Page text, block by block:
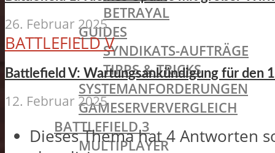
BETRAYAL
GUIDES
SYNDIKATS-AUFTRÄGE
TIPPS & TRICKS
SYSTEMANFORDERUNGEN
GAMESERVERVERGLEICH
BATTLEFIELD 3
MULTIPLAYER
26. Februar 2025
BATTLEFIELD V
Battlefield V: Wartungsankündigung für den
12. Februar 2025
Dieses Thema hat 4 Antworten